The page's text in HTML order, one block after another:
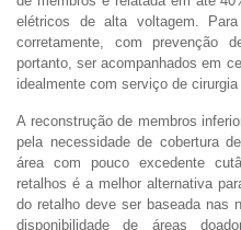
elétricos de alta voltagem.
corretamente, com prevenção
portanto, ser acompanhados em
idealmente com serviço de
A reconstrução de membros
pela necessidade de cobertura
área com pouco excedente
retalhos é a melhor alternativa
do retalho deve ser baseada nas
disponibilidade de áreas